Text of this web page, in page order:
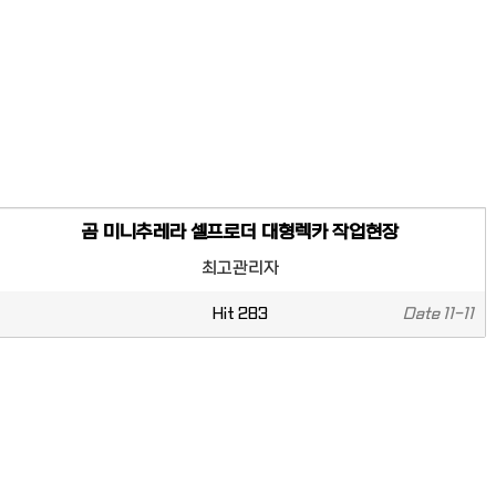
곰 미니추레라 셀프로더 대형렉카 작업현장
최고관리자
Hit 283 Date11-11